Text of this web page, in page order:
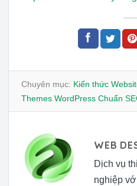
Chuyên mục: Kiến thức
Themes WordPress Chuẩn
WEB
Dịch vụ
nghiệp